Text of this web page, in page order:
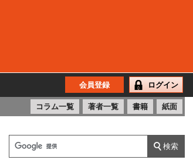
会員登録 ログイン
コラム一覧 著者一覧 書籍 紙面